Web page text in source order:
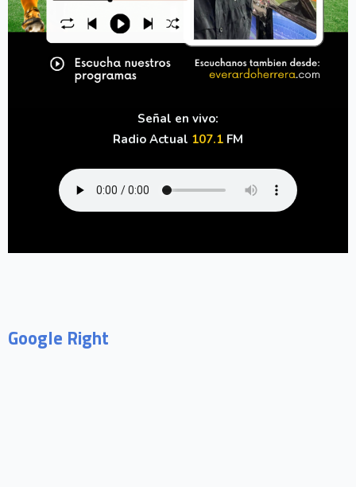
Señal en vivo:
Radio Actual 107.1 FM
Google Right